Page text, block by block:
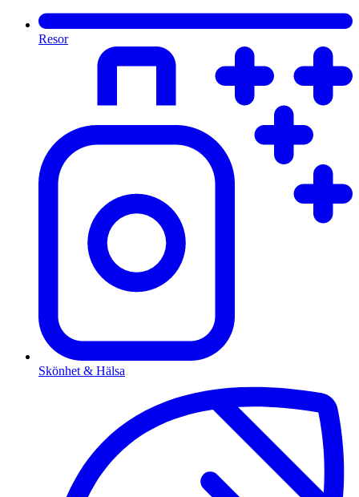
Resor
Skönhet & Hälsa